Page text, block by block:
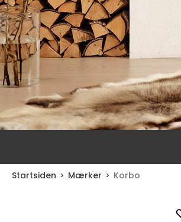
Startsiden Mærker Korbo